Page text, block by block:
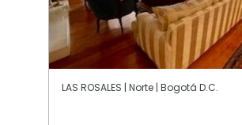
LAS ROSALES | Norte | Bogotá D.C.